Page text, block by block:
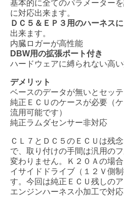
基本的に全てのパラメーター
に対応出来ます。
ＤＣ５＆ＥＰ３用のハーネス
出来ます。
内臓ロガーが高性能
DBW用の拡張ポート付き
ハードウェアに縛られない高
デメリット
ベースのデータが無いとセッ
純正ＥＣＵのケースが必要（
流用可能です）
純正ラムダセンサー非対応
ＣＬ７とＤＣ５のＥＣＵは残
で、取り付けの手間は汎用の
変わりません。Ｋ２０Ａの場
イサイドドライブ（１２Ｖ側
す。今回は純正ＥＣＵ残しの
エンジンハーネス小加工で対応